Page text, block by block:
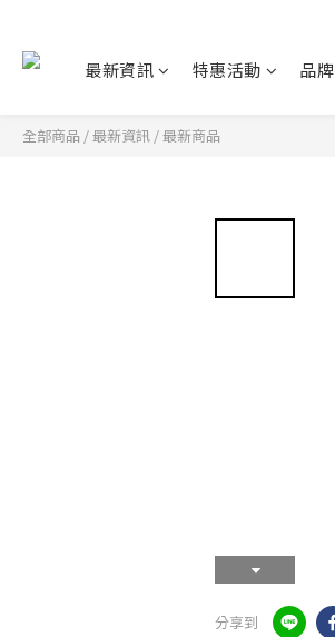
最新資訊 特惠活動 品牌
全部商品 /最新資訊 /最新商品
分享到